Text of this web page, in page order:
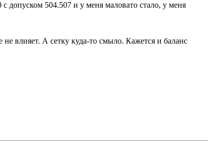
допуском 504.507 и у меня маловато стало, у меня
влияет. А сетку куда-то смыло. Кажется и баланс